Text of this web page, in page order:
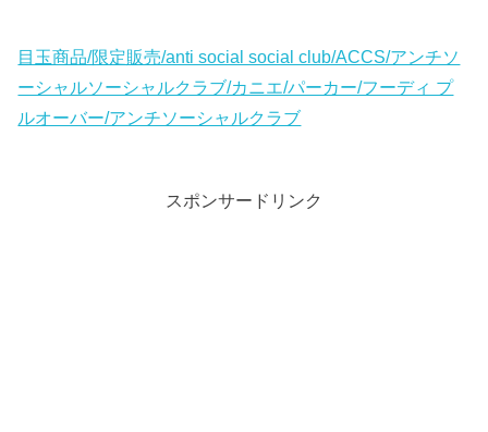
目玉商品/限定販売/anti social social club/ACCS/アンチソ
ーシャルソーシャルクラブ/カニエ/パーカー/フーディ プ
ルオーバー/アンチソーシャルクラブ
スポンサードリンク